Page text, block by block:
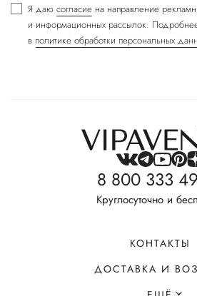
Я даю согласие на направление
и информационных рассылок.
в политике обработки персональных
8 800 333
Круглосуточно и
КОНТАКТЫ
ДОСТАВКА И